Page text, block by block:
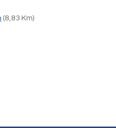
(8,83 Km)